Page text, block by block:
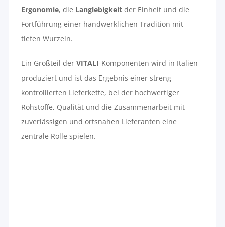
Ergonomie, die Langlebigkeitder Einheit und die
Fortführung einer handwerklichen Tradition mit
tiefen Wurzeln.
Ein Großteil der VITALI-Komponenten wird in Italien
produziert und ist das Ergebnis einer streng
kontrollierten Lieferkette, bei der hochwertiger
Rohstoffe, Qualität und die Zusammenarbeit mit
zuverlässigen und ortsnahen Lieferanten eine
zentrale Rolle spielen.